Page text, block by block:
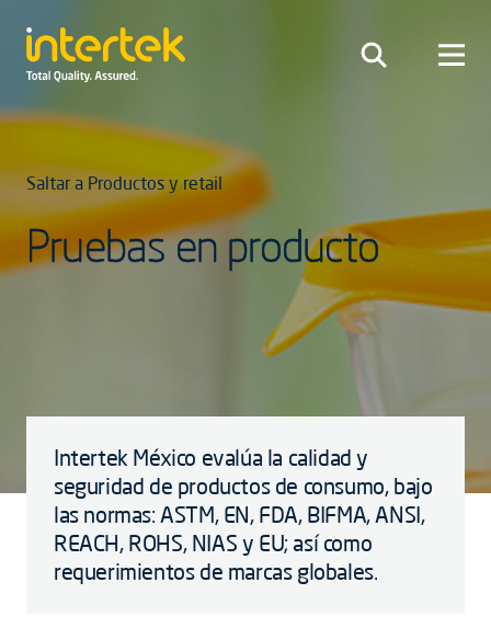
Saltar a Productos y retail
Pruebas en producto
Intertek México evalúa la calidad y
seguridad de productos de consumo, bajo
las normas: ASTM, EN, FDA, BIFMA, ANSI,
REACH, ROHS, NIAS y EU; así como
requerimientos de marcas globales.